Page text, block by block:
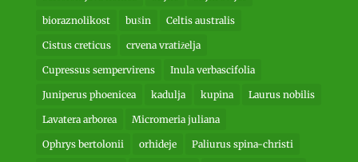
bioraznolikost bušin Celtis australis
Cistus creticus crvena vratiželja
Cupressus sempervirens Inula verbascifolia
Juniperus phoenicea kadulja kupina Laurus nobilis
Lavatera arborea Micromeria juliana
Ophrys bertolonii orhideje Paliurus spina-christi